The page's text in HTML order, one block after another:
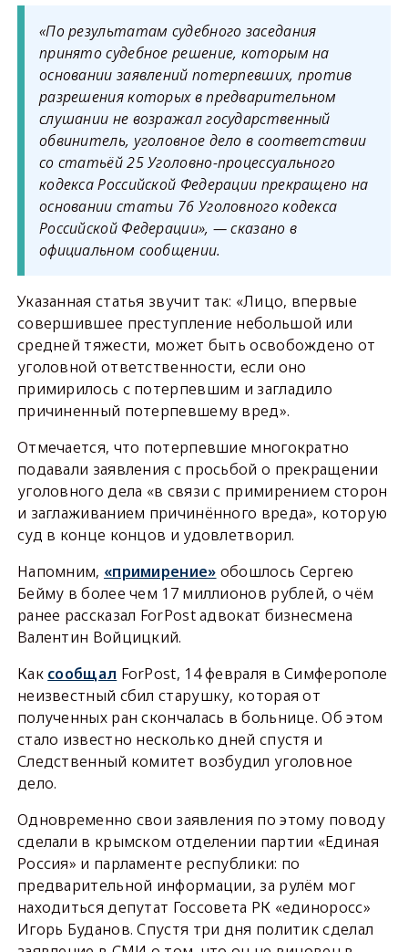
«По результатам судебного заседания
принято судебное решение, которым на
основании заявлений потерпевших, против
разрешения которых в предварительном
слушании не возражал государственный
обвинитель, уголовное дело в соответствии
со статьёй 25 Уголовно-процессуального
кодекса Российской Федерации прекращено на
основании статьи 76 Уголовного кодекса
Российской Федерации», — сказано в
официальном сообщении.
Указанная статья звучит так: «Лицо, впервые
совершившее преступление небольшой или
средней тяжести, может быть освобождено от
уголовной ответственности, если оно
примирилось с потерпевшим и загладило
причиненный потерпевшему вред».
Отмечается, что потерпевшие многократно
подавали заявления с просьбой о прекращении
уголовного дела «в связи с примирением сторон
и заглаживанием причинённого вреда», которую
суд в конце концов и удовлетворил.
Напомним, «примирение» обошлось Сергею
Бейму в более чем 17 миллионов рублей, о чём
ранее рассказал ForPost адвокат бизнесмена
Валентин Войцицкий.
Как сообщал ForPost, 14 февраля в Симферополе
неизвестный сбил старушку, которая от
полученных ран скончалась в больнице. Об этом
стало известно несколько дней спустя и
Следственный комитет возбудил уголовное
дело.
Одновременно свои заявления по этому поводу
сделали в крымском отделении партии «Единая
Россия» и парламенте республики: по
предварительной информации, за рулём мог
находиться депутат Госсовета РК «единоросс»
Игорь Буданов. Спустя три дня политик сделал